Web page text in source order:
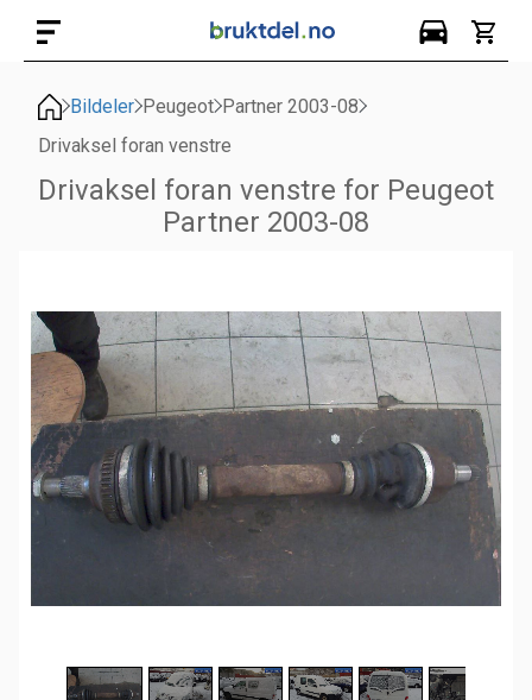
Bildeler Peugeot Partner 2003-08
Drivaksel foran venstre
Drivaksel foran venstre for Peugeot
Partner 2003-08